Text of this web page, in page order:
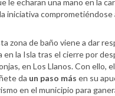
le echaran una mano en la
iniciativa comprometiéndose
zona de baño viene a dar
en la Isla tras el cierre por
en Los Llanos. Con ello, el
da un paso más en su
en el municipio para